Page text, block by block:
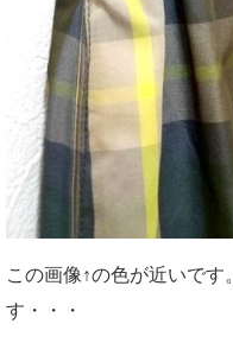
この画像↑の色が近いです
す・・・